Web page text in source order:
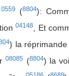
0559 (8804):
04148 , Et
) la réprimande
08085 (8804) la